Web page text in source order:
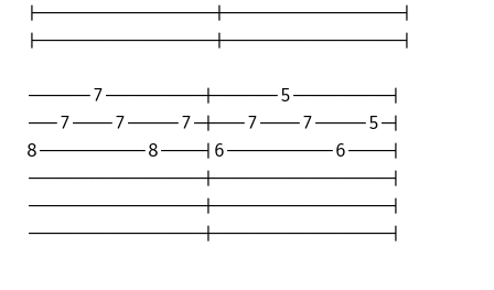
|----------------|----------------|
|----------------|----------------|
------7---------|------5---------|
---7----7-----7-|---7----7-----5-|
8----------8----|6----------6----|
----------------|----------------|
----------------|----------------|
----------------|----------------|